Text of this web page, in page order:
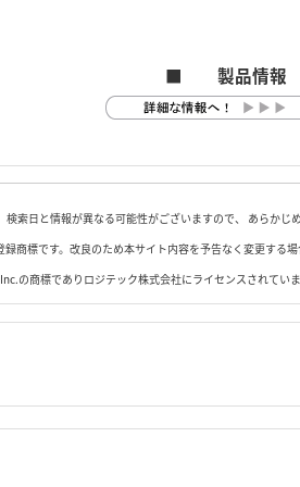
■ 製品情
索日と情報が異なる可能性がございますので、 あらかじ
商標です。改良のため本サイト内容を予告なく変更する場
商標でありロジテック株式会社にライセンスされていま